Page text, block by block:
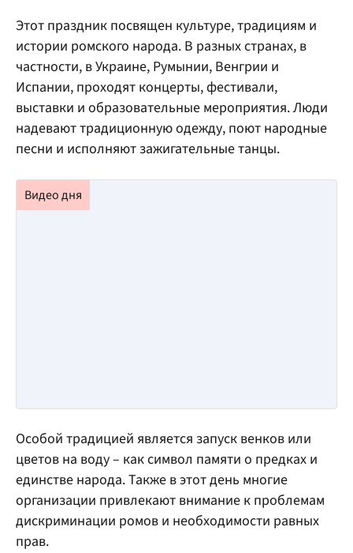
Этот праздник посвящен культуре, традициям и
истории ромского народа. В разных странах, в
частности, в Украине, Румынии, Венгрии и
Испании, проходят концерты, фестивали,
выставки и образовательные мероприятия. Люди
надевают традиционную одежду, поют народные
песни и исполняют зажигательные танцы.
Особой традицией является запуск венков или
цветов на воду – как символ памяти о предках и
единстве народа. Также в этот день многие
организации привлекают внимание к проблемам
дискриминации ромов и необходимости равных
прав.